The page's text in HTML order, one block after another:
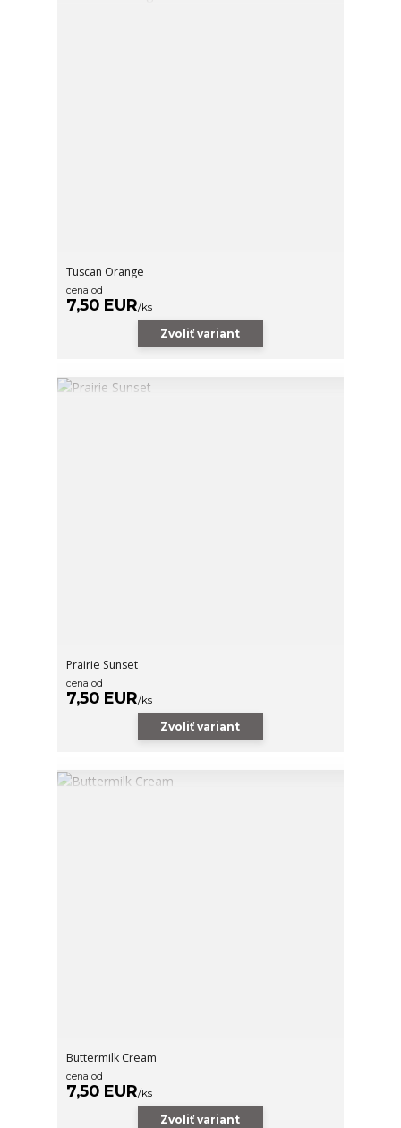
Tuscan Orange
cena od
7,50 EUR/ks
Zvoliť variant
Prairie Sunset
cena od
7,50 EUR/ks
Zvoliť variant
Buttermilk Cream
cena od
7,50 EUR/ks
Zvoliť variant